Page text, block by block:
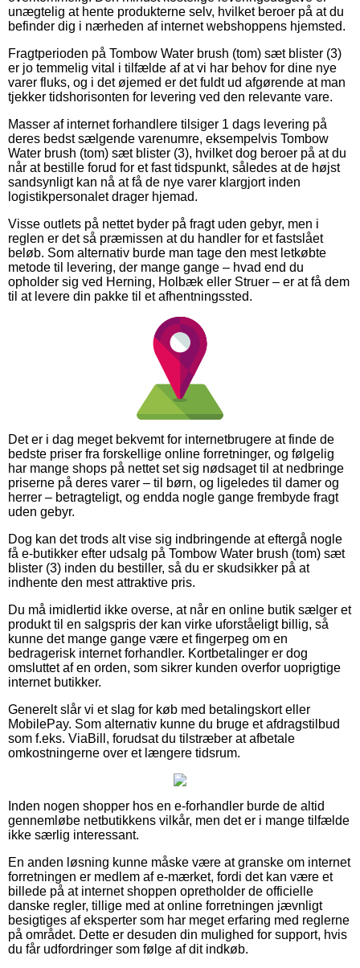
unægtelig at hente produkterne selv, hvilket beroer på at du
befinder dig i nærheden af internet webshoppens hjemsted.
Fragtperioden på Tombow Water brush (tom) sæt blister (3)
er jo temmelig vital i tilfælde af at vi har behov for dine nye
varer fluks, og i det øjemed er det fuldt ud afgørende at man
tjekker tidshorisonten for levering ved den relevante vare.
Masser af internet forhandlere tilsiger 1 dags levering på
deres bedst sælgende varenumre, eksempelvis Tombow
Water brush (tom) sæt blister (3), hvilket dog beroer på at du
når at bestille forud for et fast tidspunkt, således at de højst
sandsynligt kan nå at få de nye varer klargjort inden
logistikpersonalet drager hjemad.
Visse outlets på nettet byder på fragt uden gebyr, men i
reglen er det så præmissen at du handler for et fastslået
beløb. Som alternativ burde man tage den mest letkøbte
metode til levering, der mange gange – hvad end du
opholder sig ved Herning, Holbæk eller Struer – er at få dem
til at levere din pakke til et afhentningssted.
Det er i dag meget bekvemt for internetbrugere at finde de
bedste priser fra forskellige online forretninger, og følgelig
har mange shops på nettet set sig nødsaget til at nedbringe
priserne på deres varer – til børn, og ligeledes til damer og
herrer – betragteligt, og endda nogle gange frembyde fragt
uden gebyr.
Dog kan det trods alt vise sig indbringende at eftergå nogle
få e-butikker efter udsalg på Tombow Water brush (tom) sæt
blister (3) inden du bestiller, så du er skudsikker på at
indhente den mest attraktive pris.
Du må imidlertid ikke overse, at når en online butik sælger et
produkt til en salgspris der kan virke uforståeligt billig, så
kunne det mange gange være et fingerpeg om en
bedragerisk internet forhandler. Kortbetalinger er dog
omsluttet af en orden, som sikrer kunden overfor uoprigtige
internet butikker.
Generelt slår vi et slag for køb med betalingskort eller
MobilePay. Som alternativ kunne du bruge et afdragstilbud
som f.eks. ViaBill, forudsat du tilstræber at afbetale
omkostningerne over et længere tidsrum.
Inden nogen shopper hos en e-forhandler burde de altid
gennemløbe netbutikkens vilkår, men det er i mange tilfælde
ikke særlig interessant.
En anden løsning kunne måske være at granske om internet
forretningen er medlem af e-mærket, fordi det kan være et
billede på at internet shoppen opretholder de officielle
danske regler, tillige med at online forretningen jævnligt
besigtiges af eksperter som har meget erfaring med reglerne
på området. Dette er desuden din mulighed for support, hvis
du får udfordringer som følge af dit indkøb.